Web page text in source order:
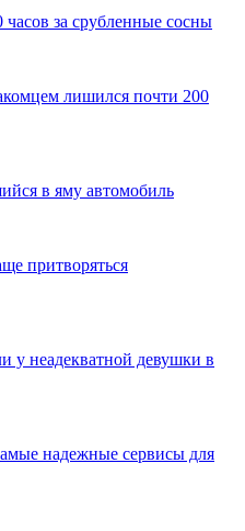
за срубленные сосны
лишился почти 200
в яму автомобиль
притворяться
у неадекватной девушки в
надежные сервисы для